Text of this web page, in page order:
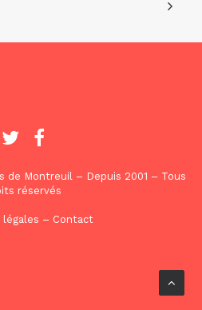
de Montreuil – Depuis 2001 – Tous
réservés
légales – Contact